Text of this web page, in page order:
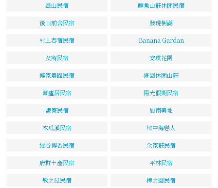
豐山民宿 鯉魚山莊休閒民宿
後山前舍民宿 發現樹湖
村上春宿民宿 Banana Gardan
女窩民宿 安琪花園
傅家農園民宿 澄園休閒山莊
豐廬居民宿 陽光假期民宿
鹽寮民宿 加南美地
木瓜溪民宿 地中海戀人
縱谷傳香民宿 余家莊民宿
府群土產民宿 平林民宿
敏之屋民宿 樟之園民宿